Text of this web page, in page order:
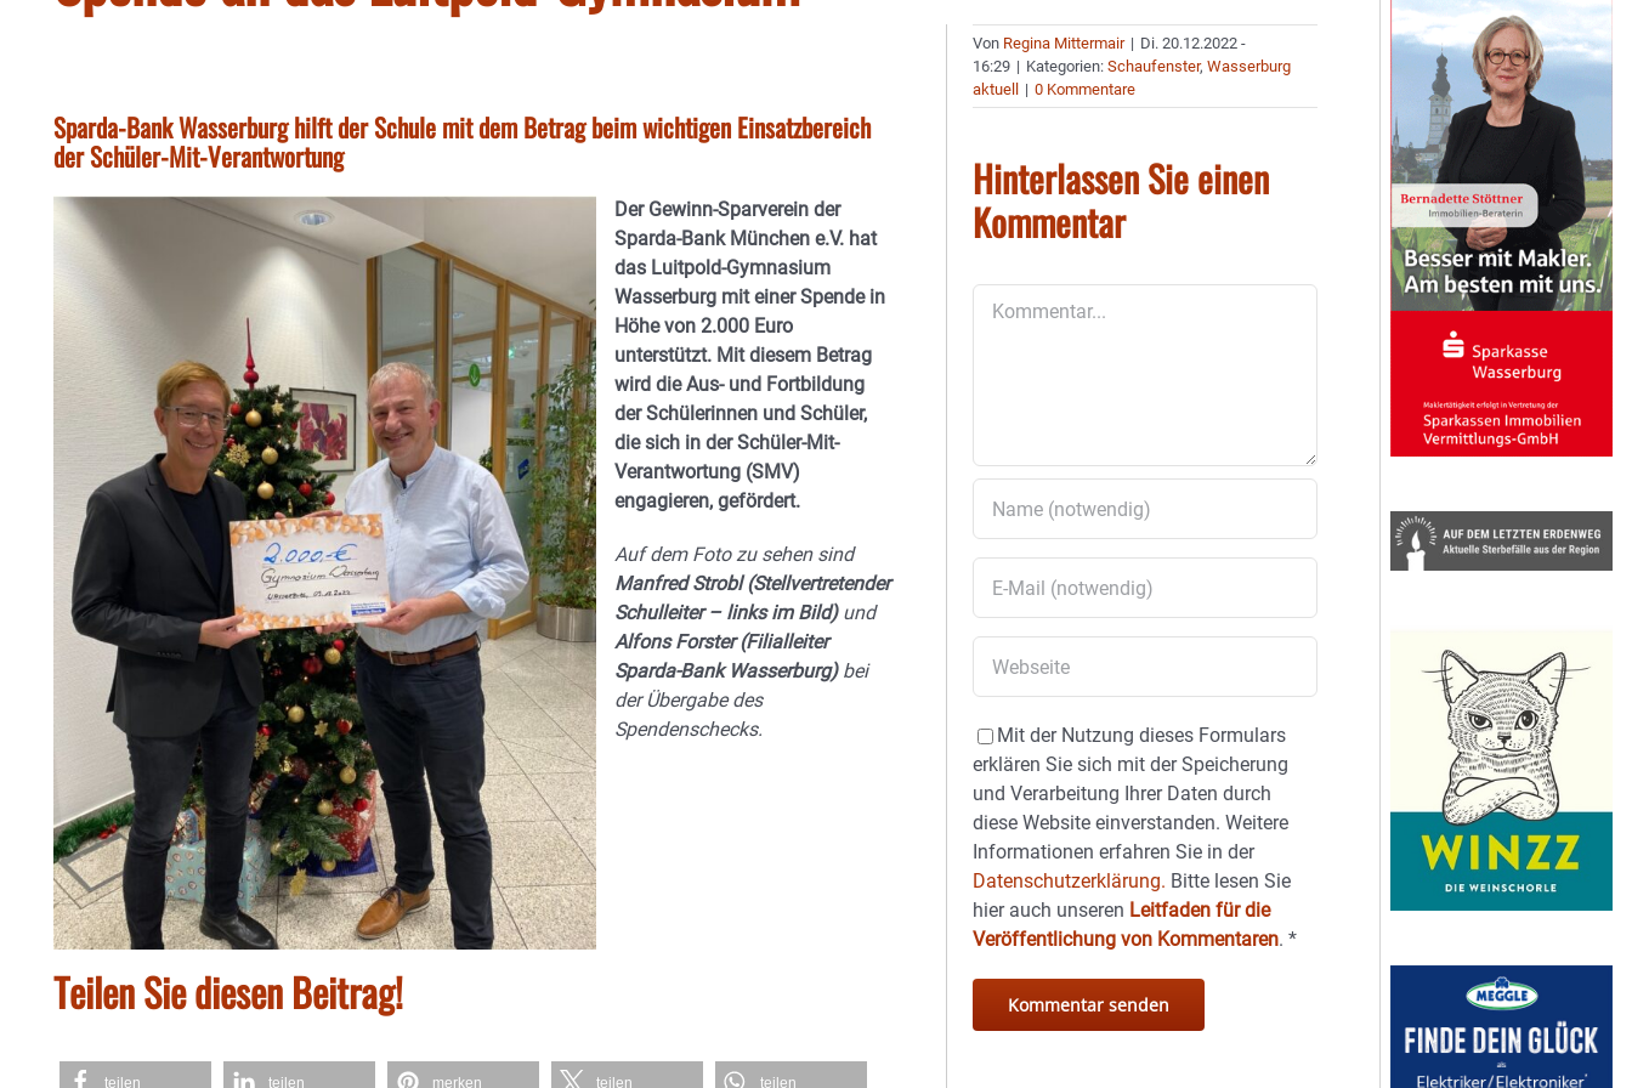
Sparda-Bank Wasserburg hilft der Schule mit dem Betrag beim wichtigen Einsatzbereich
der Schüler-Mit-Verantwortung
Der Gewinn-Sparverein der
Sparda-Bank München e.V. hat
das Luitpold-Gymnasium
Wasserburg mit einer Spende in
Höhe von 2.000 Euro
unterstützt. Mit diesem Betrag
wird die Aus- und Fortbildung
der Schülerinnen und Schüler,
die sich in der Schüler-Mit-
Verantwortung (SMV)
engagieren, gefördert.
Auf dem Foto zu sehen sind
Manfred Strobl (Stellvertretender
Schulleiter – links im Bild)und
Alfons Forster (Filialleiter
Sparda-Bank Wasserburg)bei
der Übergabe des
Spendenschecks.
Teilen Sie diesen Beitrag!
teilen teilen merken teilen teilen
Von Regina Mittermair | Di. 20.12.2022 -
16:29 | Kategorien:Schaufenster,Wasserburg
aktuell
| 0 Kommentare
Hinterlassen Sie einen
Kommentar
Mit der Nutzung dieses Formulars
erklären Sie sich mit der Speicherung
und Verarbeitung Ihrer Daten durch
diese Website einverstanden. Weitere
Informationen erfahren Sie in der
Datenschutzerklärung. Bitte lesen Sie
hier auch unseren Leitfaden für die
Veröffentlichung von Kommentaren.*